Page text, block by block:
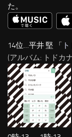
た。
14位…平井 堅 「
(アルバム: トドカ